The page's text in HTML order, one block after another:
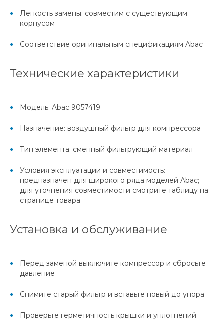
Легкость замены: совместим с существующим
корпусом
Соответствие оригинальным спецификациям Abac
Технические характеристики
Модель: Abac 9057419
Назначение: воздушный фильтр для компрессора
Тип элемента: сменный фильтрующий материал
Условия эксплуатации и совместимость:
предназначен для широкого ряда моделей Abac;
для уточнения совместимости смотрите таблицу на
странице товара
Установка и обслуживание
Перед заменой выключите компрессор и сбросьте
давление
Снимите старый фильтр и вставьте новый до упора
Проверьте герметичность крышки и уплотнений